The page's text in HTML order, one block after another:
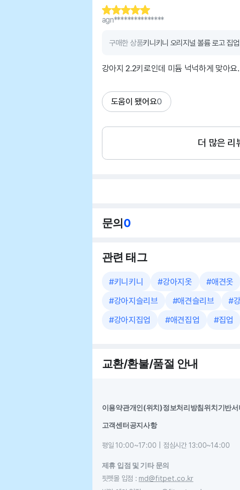
agn***************
구매한 상품키니키니 오리지널 볼륨 로고 집
강아지 2.2키로인데 미듐 넉넉하게 맞아
도움이 됐어요0
더 많은 리
문의0
관련 태그
#키니키니 #강아지옷 #애견옷
#강아지슬리브 #애견슬리브 #
#강아지집업 #애견집업 #집업
교환/환불/품절 안내
이용약관개인(위치)정보처리방침위치기반
고객센터공지사항
평일 10:00~17:00 | 점심시간 13:00~14:00
제휴 입점 및 기타 문의
핏펫몰 입점 : md@fitpet.co.kr